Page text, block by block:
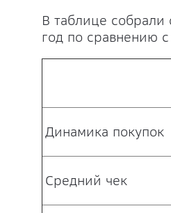
В таблице собрали
год по сравнению
Динамика покупок
Средний чек